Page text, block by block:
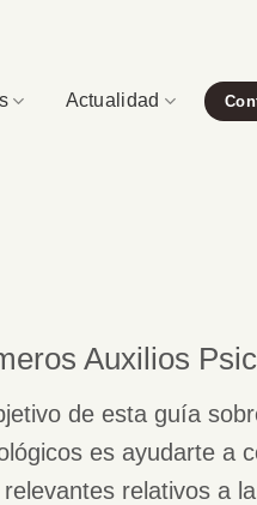
Actualidad
Auxilios
de esta guía
es ayudarte a
relativos a